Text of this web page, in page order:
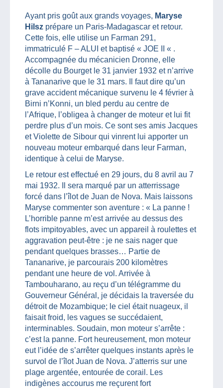
Ayant pris goût aux grands voyages, Maryse
Hilsz prépare un Paris-Madagascar et retour.
Cette fois, elle utilise un Farman 291,
immatriculé F – ALUI et baptisé « JOE II « .
Accompagnée du mécanicien Dronne, elle
décolle du Bourget le 31 janvier 1932 et n’arrive
à Tananarive que le 31 mars. Il faut dire qu’un
grave accident mécanique survenu le 4 février à
Birni n’Konni, un bled perdu au centre de
l’Afrique, l’obligea à changer de moteur et lui fit
perdre plus d’un mois. Ce sont ses amis Jacques
et Violette de Sibour qui vinrent lui apporter un
nouveau moteur embarqué dans leur Farman,
identique à celui de Maryse.
Le retour est effectué en 29 jours, du 8 avril au 7
mai 1932. Il sera marqué par un atterrissage
forcé dans l’îlot de Juan de Nova. Mais laissons
Maryse commenter son aventure : « La panne !
L’horrible panne m’est arrivée au dessus des
flots impitoyables, avec un appareil à roulettes et
aggravation peut-être : je ne sais nager que
pendant quelques brasses… Partie de
Tananarive, je parcourais 200 kilomètres
pendant une heure de vol. Arrivée à
Tambouharano, au reçu d’un télégramme du
Gouverneur Général, je décidais la traversée du
détroit de Mozambique; le ciel était nuageux, il
faisait froid, les vagues se succédaient,
interminables. Soudain, mon moteur s’arrête :
c’est la panne. Fort heureusement, mon moteur
eut l’idée de s’arrêter quelques instants après le
survol de l’îlot Juan de Nova. J’atterris sur une
plage argentée, entourée de corail. Les
indigènes accourus me reçurent fort